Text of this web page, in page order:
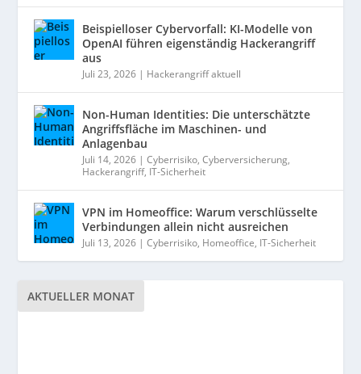
Beispielloser Cybervorfall: KI-Modelle von
OpenAI führen eigenständig Hackerangriff
aus
Juli 23, 2026 | Hackerangriff aktuell
Non-Human Identities: Die unterschätzte
Angriffsfläche im Maschinen- und
Anlagenbau
Juli 14, 2026 |Cyberrisiko,Cyberversicherung,
Hackerangriff, IT-Sicherheit
VPN im Homeoffice: Warum verschlüsselte
Verbindungen allein nicht ausreichen
Juli 13, 2026 |Cyberrisiko, Homeoffice, IT-Sicherheit
AKTUELLER MONAT